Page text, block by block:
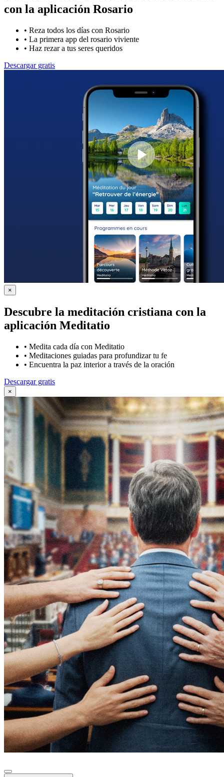
con la aplicación Rosario
• Reza todos los días con Rosario
• La primera app del rosario viviente
• Haz rezar a tus seres queridos
Descargar gratis
×
Descubre la meditación cristiana con la
aplicación Meditatio
• Medita cada día con Meditatio
• Meditaciones guiadas para profundizar tu fe
• Encuentra la paz interior a través de la oración
Descargar gratis
×